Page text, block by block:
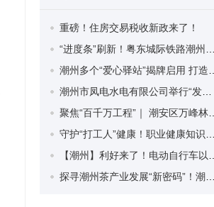
重磅！住房交易税收新政来了！